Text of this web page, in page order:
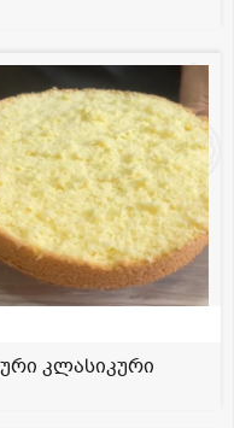
კლასიკური